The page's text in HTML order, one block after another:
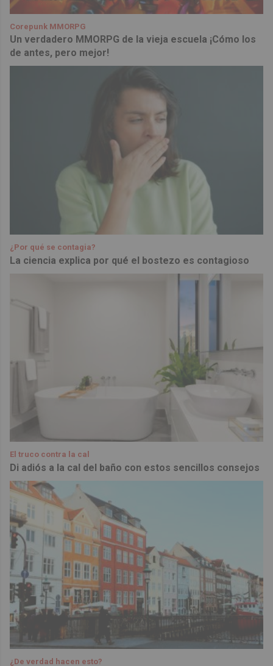
Corepunk MMORPG
Un verdadero MMORPG de la vieja escuela ¡Cómo los
de antes, pero mejor!
¿Por qué se contagia?
La ciencia explica por qué el bostezo es contagioso
El truco contra la cal
Di adiós a la cal del baño con estos sencillos consejos
¿De verdad hacen esto?